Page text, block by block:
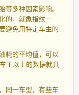
等多种因素影响。
的，就象指纹一
避免用特定车主的
耗的平均值，可以
主以上的数据就具
同一车型，有些车